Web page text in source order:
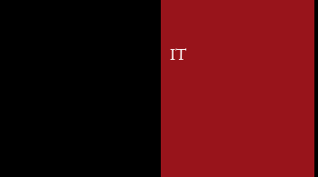
IT